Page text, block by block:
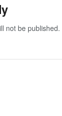
not be published.